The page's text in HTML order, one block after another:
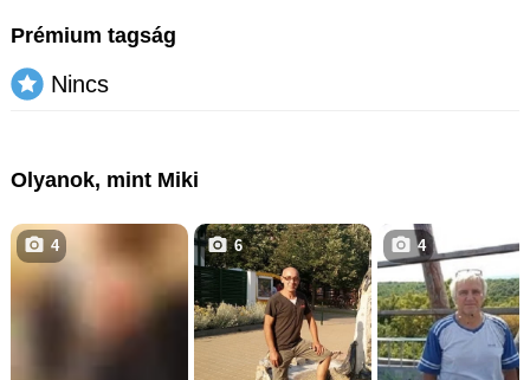
Prémium tagság
Nincs
Olyanok, mint Miki
4 6 4